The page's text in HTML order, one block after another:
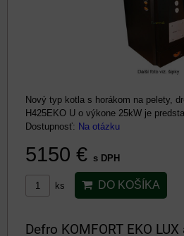
Nový typ kotla s horákom na pelety,
H425EKO U o výkone 25kW je
Dostupnosť: Na otázku
5150 € s DPH
ks DO KOŠÍKA
Defro KOMFORT EKO